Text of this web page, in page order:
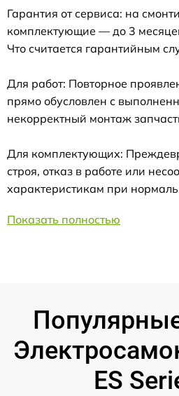
Гарантия от сервиса: на
комплектующие — до 3
Что считается гарантийным
Для работ: Повторное
прямо обусловлен с
некорректный монтаж
Для комплектующих:
строя, отказ в работе или
характеристикам при
Показать полностью
ES